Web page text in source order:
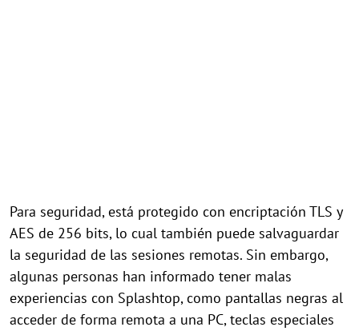
Para seguridad, está protegido con encriptación TLS y
AES de 256 bits, lo cual también puede salvaguardar
la seguridad de las sesiones remotas. Sin embargo,
algunas personas han informado tener malas
experiencias con Splashtop, como pantallas negras al
acceder de forma remota a una PC, teclas especiales